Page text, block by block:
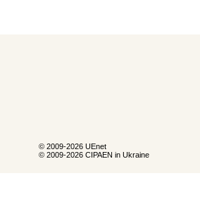
© 2009-2026 UEnet
© 2009-2026 CIPAEN in Ukraine